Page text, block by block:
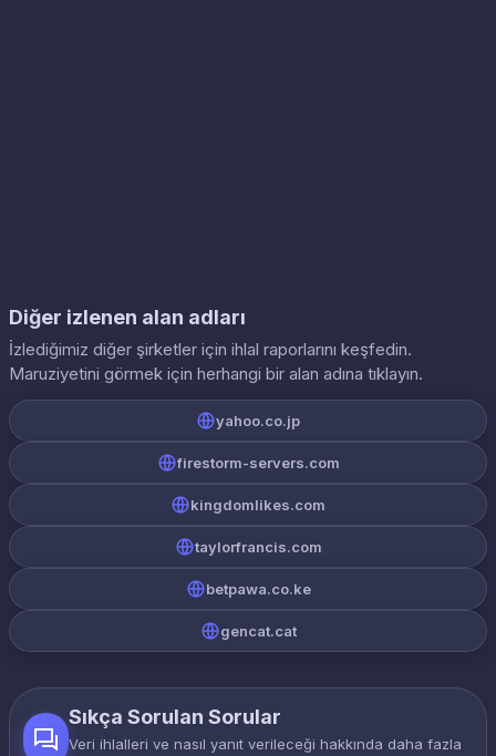
Diğer izlenen alan adları
İzlediğimiz diğer şirketler için ihlal raporlarını keşfedin.
Maruziyetini görmek için herhangi bir alan adına tıklayın.
yahoo.co.jp
firestorm-servers.com
kingdomlikes.com
taylorfrancis.com
betpawa.co.ke
gencat.cat
Sıkça Sorulan Sorular
Veri ihlalleri ve nasıl yanıt verileceği hakkında daha fazla